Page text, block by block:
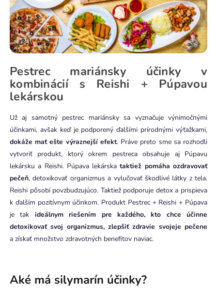
Pestrec mariánsky účinky v
kombinácií s Reishi + Púpavou
lekárskou
Už aj samotný pestrec mariánsky sa vyznačuje výnimočnými
účinkami, avšak keď je podporený ďalšími prírodnými výťažkami,
dokáže mať ešte výraznejší efekt. Práve preto sme sa rozhodli
vytvoriť produkt, ktorý okrem pestreca obsahuje aj Púpavu
lekársku a Reishi. Púpava lekárskataktiež pomáha ozdravovať
pečeň, detoxikovať organizmus a vylučovať škodlivé látky z tela.
Reishi pôsobí povzbudzujúco. Taktiež podporuje detox a prispieva
k ďalším pozitívnym účinkom. Produkt Pestrec + Reishi + Púpava
je tak ideálnym riešením pre každého, kto chce účinne
detoxikovať svoj organizmus, zlepšiť zdravie svojeje pečene
a získať množstvo zdravotných benefitov naviac.
Aké má silymarín účinky?